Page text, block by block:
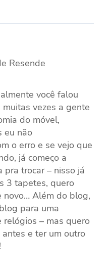
Resende
você falou
vezes a gente
do móvel,
eu não
o erro e se vejo que
já começo a
pra trocar – nisso já
3 tapetes, quero
novo… Além do blog,
para uma
– mas quero
e ter um outro